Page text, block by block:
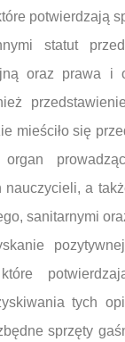
potwierdzają
statut
oraz prawa i
mieściło się
a
sanitarnymi
tych
sprzęty